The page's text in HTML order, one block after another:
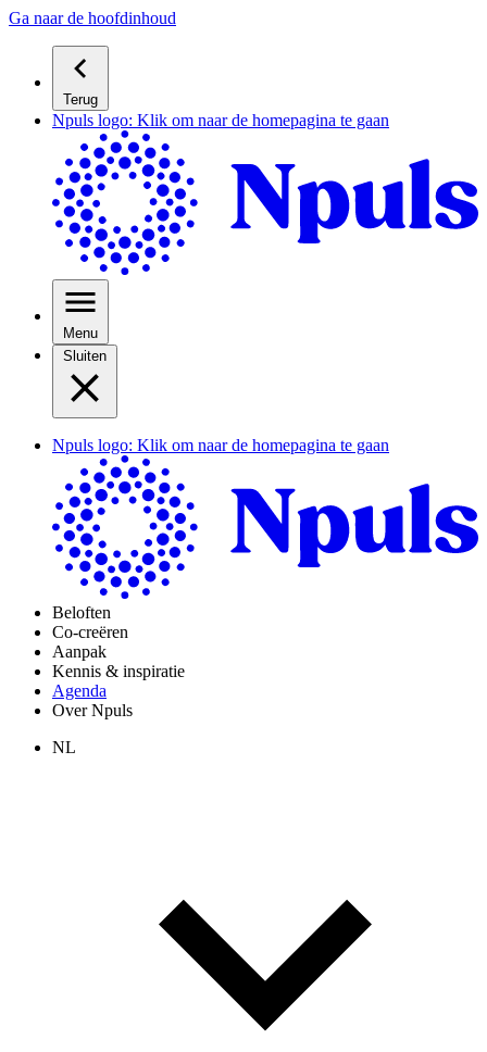
Ga naar de hoofdinhoud
Terug
Npuls logo: Klik om naar de homepagina te gaan
Menu
Sluiten
Npuls logo: Klik om naar de homepagina te gaan
Beloften
Co-creëren
Aanpak
Kennis & inspiratie
Agenda
Over Npuls
NL